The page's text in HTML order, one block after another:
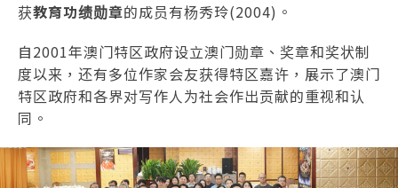
获教育功绩勋章的成员有杨秀玲(2004)。
自2001年澳门特区政府设立澳门勋章、奖章和奖状制
度以来，还有多位作家会友获得特区嘉许，展示了澳门
特区政府和各界对写作人为社会作出贡献的重视和认
同。